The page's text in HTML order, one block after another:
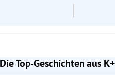
Die Top-Geschichten aus K+
Slide 1 von 7